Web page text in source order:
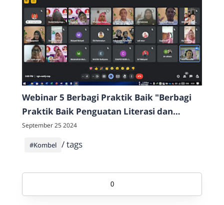
Webinar 5 Berbagi Praktik Baik "Berbagi
Praktik Baik Penguatan Literasi dan
Numerasi jenjang Sekolah Dasar Tahap I"
September 25 2024
/ tags
#Kombel
0